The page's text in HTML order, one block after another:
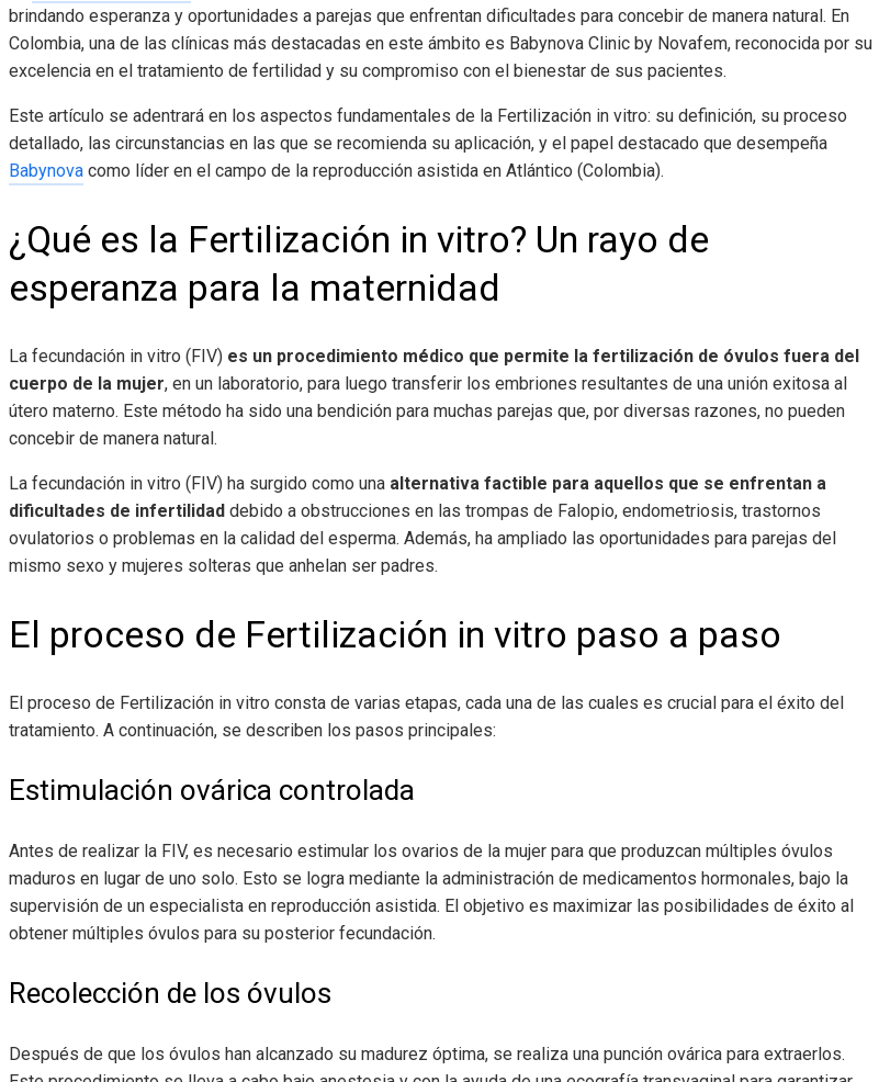
brindando esperanza y oportunidades a parejas que enfrentan dificultades para concebir de manera natural. En
Colombia, una de las clínicas más destacadas en este ámbito es Babynova Clinic by Novafem, reconocida por su
excelencia en el tratamiento de fertilidad y su compromiso con el bienestar de sus pacientes.
Este artículo se adentrará en los aspectos fundamentales de la Fertilización in vitro: su definición, su proceso
detallado, las circunstancias en las que se recomienda su aplicación, y el papel destacado que desempeña
Babynova como líder en el campo de la reproducción asistida en Atlántico (Colombia).
¿Qué es la Fertilización in vitro? Un rayo de
esperanza para la maternidad
La fecundación in vitro (FIV) es un procedimiento médico que permite la fertilización de óvulos fuera del
cuerpo de la mujer, en un laboratorio, para luego transferir los embriones resultantes de una unión exitosa al
útero materno. Este método ha sido una bendición para muchas parejas que, por diversas razones, no pueden
concebir de manera natural.
La fecundación in vitro (FIV) ha surgido como una alternativa factible para aquellos que se enfrentan a
dificultades de infertilidad debido a obstrucciones en las trompas de Falopio, endometriosis, trastornos
ovulatorios o problemas en la calidad del esperma. Además, ha ampliado las oportunidades para parejas del
mismo sexo y mujeres solteras que anhelan ser padres.
El proceso de Fertilización in vitro paso a paso
El proceso de Fertilización in vitro consta de varias etapas, cada una de las cuales es crucial para el éxito del
tratamiento. A continuación, se describen los pasos principales:
Estimulación ovárica controlada
Antes de realizar la FIV, es necesario estimular los ovarios de la mujer para que produzcan múltiples óvulos
maduros en lugar de uno solo. Esto se logra mediante la administración de medicamentos hormonales, bajo la
supervisión de un especialista en reproducción asistida. El objetivo es maximizar las posibilidades de éxito al
obtener múltiples óvulos para su posterior fecundación.
Recolección de los óvulos
Después de que los óvulos han alcanzado su madurez óptima, se realiza una punción ovárica para extraerlos.